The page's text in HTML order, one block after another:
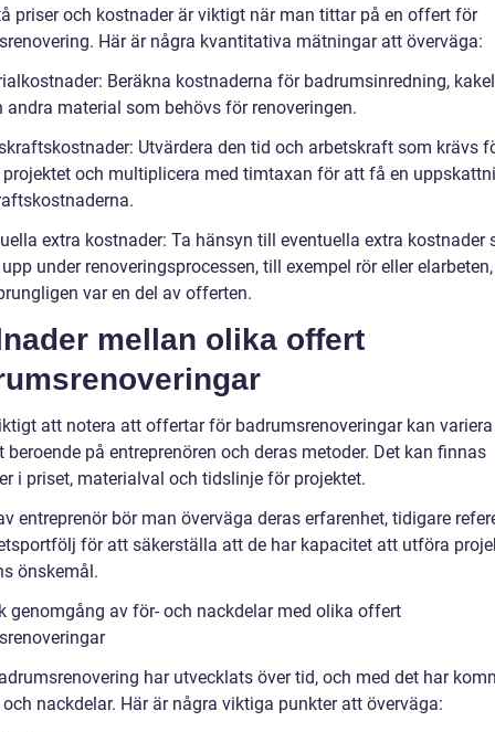
priser och kostnader är viktigt när man tittar på en offert för
Här är några kvantitativa mätningar att överväga:
Beräkna kostnaderna för badrumsinredning,
andra material som behövs för renoveringen.
Utvärdera den tid och arbetskraft som krävs
och multiplicera med timtaxan för att få en
extra kostnader: Ta hänsyn till eventuella extra kostnader
under renoveringsprocessen, till exempel rör eller
var en del av offerten.
mellan olika offert
att notera att offertar för badrumsrenoveringar kan variera
beroende på entreprenören och deras metoder. Det kan finnas
i priset, materialval och tidslinje för projektet.
entreprenör bör man överväga deras erfarenhet, tidigare
för att säkerställa att de har kapacitet att utföra
önskemål.
genomgång av för- och nackdelar med olika offert
har utvecklats över tid, och med det har
nackdelar. Här är några viktiga punkter att överväga: